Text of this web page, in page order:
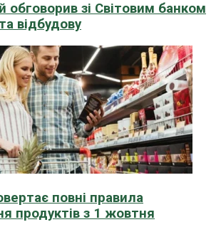
обговорив зі Світовим банком
відбудову
повні правила
продуктів з 1 жовтня